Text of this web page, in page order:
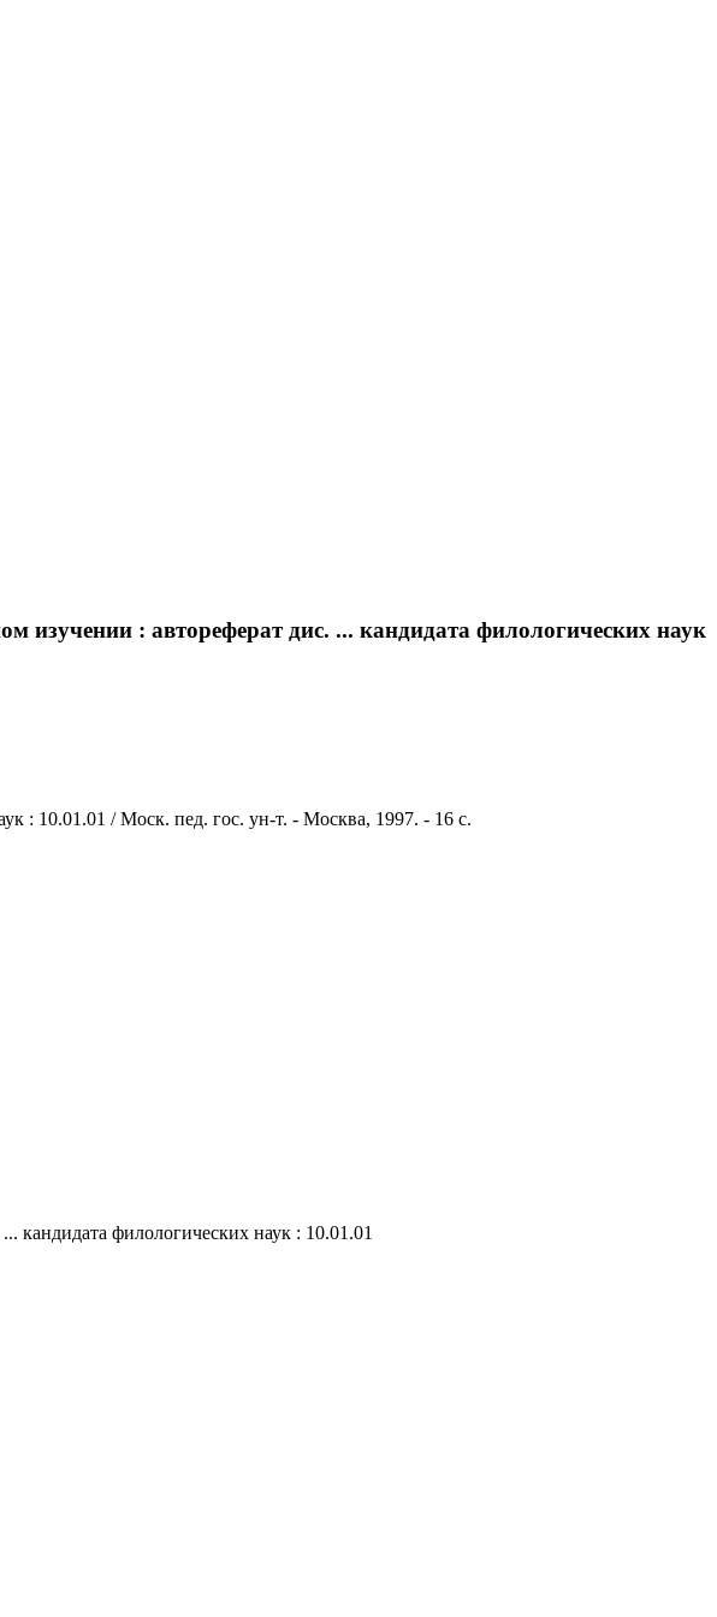
изучении : автореферат дис. ... кандидата филологических наук
: 10.01.01 / Моск. пед. гос. ун-т. - Москва, 1997. - 16 с.
кандидата филологических наук : 10.01.01